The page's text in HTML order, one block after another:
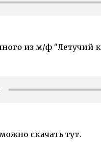
из м/ф "Летучий
скачатьтут.